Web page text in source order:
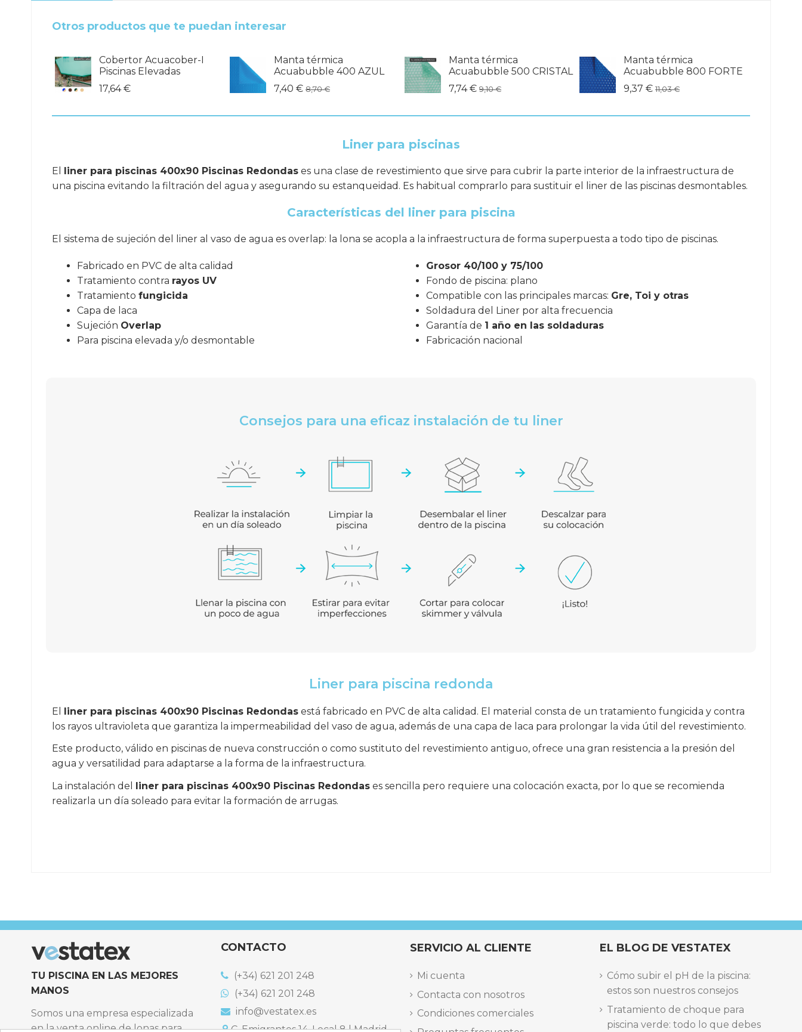
Otros productos que te puedan interesar
Cobertor Acuacober-I
Piscinas Elevadas
17,64 €
Manta térmica
Acuabubble 400 AZUL
7,40 € 8,70 €
Manta térmica
Acuabubble 500 CRISTAL
7,74 € 9,10 €
Manta térmica
Acuabubble 800 FORTE
9,37 € 11,03 €
Liner para piscinas
El liner para piscinas 400x90 Piscinas Redondas es una clase de revestimiento que sirve para cubrir la parte interior de la infraestructura de
una piscina evitando la filtración del agua y asegurando su estanqueidad. Es habitual comprarlo para sustituir el liner de las piscinas desmontables.
Características del liner para piscina
El sistema de sujeción del liner al vaso de agua es overlap: la lona se acopla a la infraestructura de forma superpuesta a todo tipo de piscinas.
Fabricado en PVC de alta calidad
Tratamiento contra rayos UV
Tratamiento fungicida
Capa de laca
Sujeción Overlap
Para piscina elevada y/o desmontable
Grosor 40/100 y 75/100
Fondo de piscina: plano
Compatible con las principales marcas: Gre, Toi y otras
Soldadura del Liner por alta frecuencia
Garantía de 1 año en las soldaduras
Fabricación nacional
Consejos para una eficaz instalación de tu liner
Liner para piscina redonda
El liner para piscinas 400x90 Piscinas Redondas está fabricado en PVC de alta calidad. El material consta de un tratamiento fungicida y contra
los rayos ultravioleta que garantiza la impermeabilidad del vaso de agua, además de una capa de laca para prolongar la vida útil del revestimiento.
Este producto, válido en piscinas de nueva construcción o como sustituto del revestimiento antiguo, ofrece una gran resistencia a la presión del
agua y versatilidad para adaptarse a la forma de la infraestructura.
La instalación del
liner para piscinas 400x90 Piscinas Redondas es sencilla pero requiere una colocación exacta, por lo que se recomienda
realizarla un día soleado para evitar la formación de arrugas.
TU PISCINA EN LAS MEJORES
MANOS
Somos una empresa especializada
en la venta online de lonas para
CONTACTO
(+34) 621 201 248
(+34) 621 201 248
info@vestatex.es
C. Emigrantes 14, Local 8 | Madrid,
SERVICIO AL CLIENTE
Mi cuenta
Contacta con nosotros
Condiciones comerciales
EL BLOG DE VESTATEX
Cómo subir el pH de la piscina:
estos son nuestros consejos
Tratamiento de choque para
piscina verde: todo lo que debes